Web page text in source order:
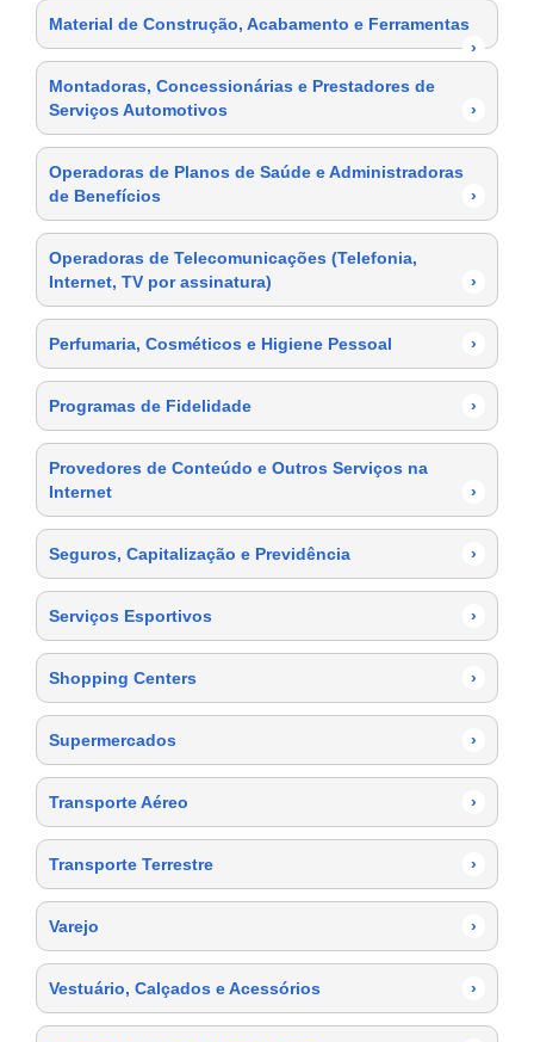
Material de Construção, Acabamento e Ferramentas
›
Montadoras, Concessionárias e Prestadores de
Serviços Automotivos
›
Operadoras de Planos de Saúde e Administradoras
de Benefícios
›
Operadoras de Telecomunicações (Telefonia,
Internet, TV por assinatura)
›
Perfumaria, Cosméticos e Higiene Pessoal ›
Programas de Fidelidade ›
Provedores de Conteúdo e Outros Serviços na
Internet
›
Seguros, Capitalização e Previdência ›
Serviços Esportivos ›
Shopping Centers ›
Supermercados ›
Transporte Aéreo ›
Transporte Terrestre ›
Varejo ›
Vestuário, Calçados e Acessórios ›